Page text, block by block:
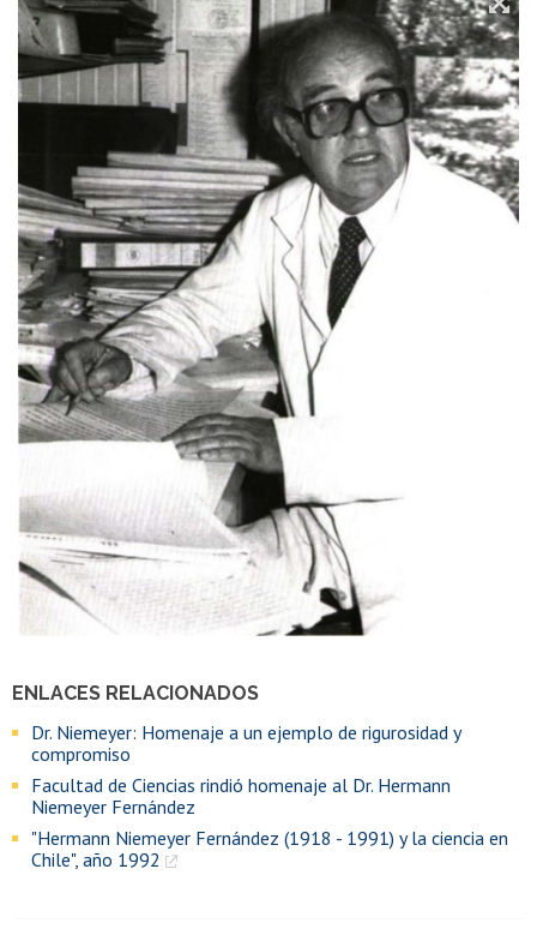
ENLACES RELACIONADOS
Dr. Niemeyer: Homenaje a un ejemplo de rigurosidad y
compromiso
Facultad de Ciencias rindió homenaje al Dr. Hermann
Niemeyer Fernández
"Hermann Niemeyer Fernández (1918 - 1991) y la ciencia en
Chile", año 1992